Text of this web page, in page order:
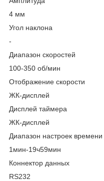
4 мм
Угол наклона
-
Диапазон скоростей
100-350 об/мин
Отображение скорости
ЖК-дисплей
Дисплей таймера
ЖК-дисплей
Диапазон настроек времени
1мин-19ч59мин
Коннектор данных
RS232